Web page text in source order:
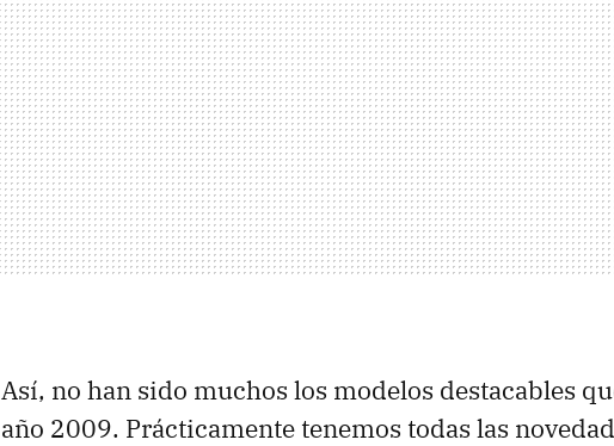
Así, no han sido muchos los modelos destacables
año 2009. Prácticamente tenemos todas las